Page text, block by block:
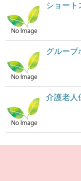
ショート
グループ
介護老人